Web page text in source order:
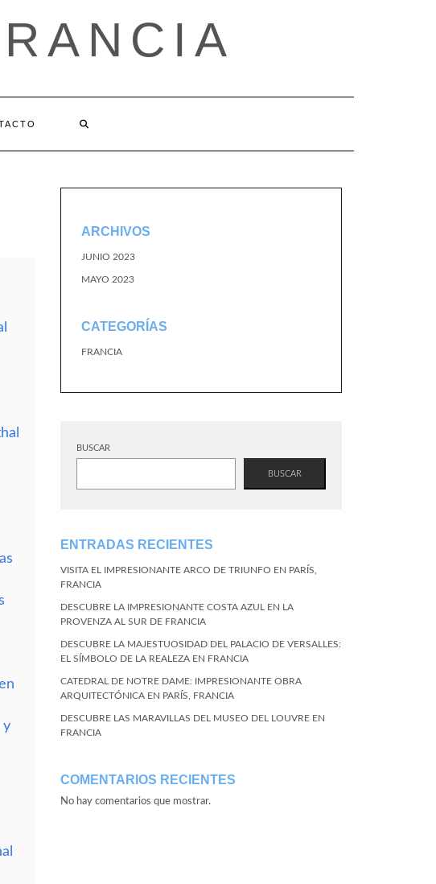
y
ARCHIVOS
JUNIO 2023
MAYO 2023
CATEGORÍAS
FRANCIA
BUSCAR
BUSCAR
ENTRADAS RECIENTES
VISITA EL IMPRESIONANTE ARCO DE TRIUNFO EN PARÍS,
FRANCIA
DESCUBRE LA IMPRESIONANTE COSTA AZUL EN LA
PROVENZA AL SUR DE FRANCIA
DESCUBRE LA MAJESTUOSIDAD DEL PALACIO DE VERSALLES:
EL SÍMBOLO DE LA REALEZA EN FRANCIA
CATEDRAL DE NOTRE DAME: IMPRESIONANTE OBRA
ARQUITECTÓNICA EN PARÍS, FRANCIA
DESCUBRE LAS MARAVILLAS DEL MUSEO DEL LOUVRE EN
FRANCIA
COMENTARIOS RECIENTES
No hay comentarios que mostrar.